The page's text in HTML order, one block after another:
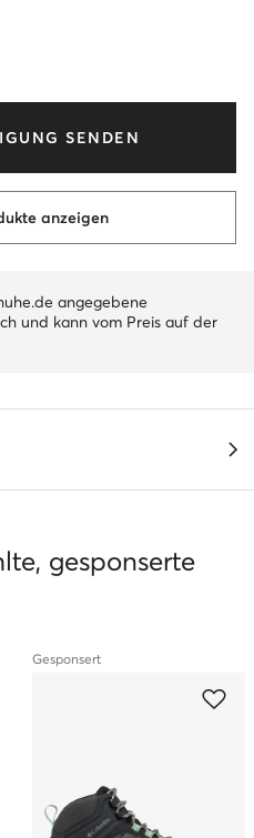
SENDEN
anzeigen
angegebene
und kann vom Preis auf der
gesponserte
Gesponsert